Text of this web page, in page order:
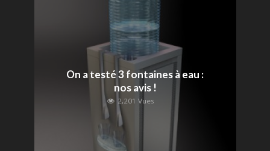
On a testé 3 fontaines à eau :
nos avis !
2,201 Vues